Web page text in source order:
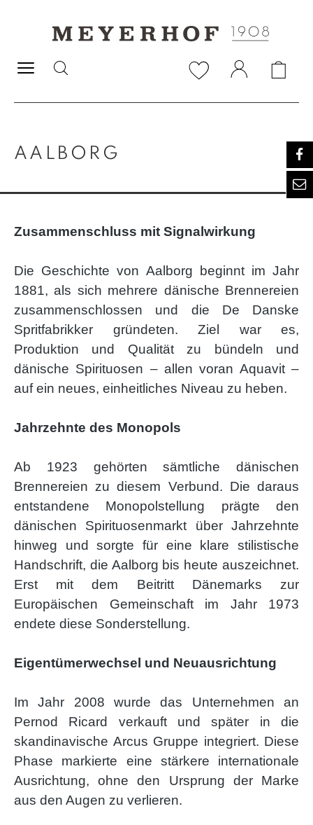
AALBORG
Zusammenschluss mit Signalwirkung
Die Geschichte von Aalborg beginnt im Jahr
1881, als sich mehrere dänische Brennereien
zusammenschlossen und die De Danske
Spritfabrikker gründeten. Ziel war es,
Produktion und Qualität zu bündeln und
dänische Spirituosen – allen voran Aquavit –
auf ein neues, einheitliches Niveau zu heben.
Jahrzehnte des Monopols
Ab 1923 gehörten sämtliche dänischen
Brennereien zu diesem Verbund. Die daraus
entstandene Monopolstellung prägte den
dänischen Spirituosenmarkt über Jahrzehnte
hinweg und sorgte für eine klare stilistische
Handschrift, die Aalborg bis heute auszeichnet.
Erst mit dem Beitritt Dänemarks zur
Europäischen Gemeinschaft im Jahr 1973
endete diese Sonderstellung.
Eigentümerwechsel und Neuausrichtung
Im Jahr 2008 wurde das Unternehmen an
Pernod Ricard verkauft und später in die
skandinavische Arcus Gruppe integriert. Diese
Phase markierte eine stärkere internationale
Ausrichtung, ohne den Ursprung der Marke
aus den Augen zu verlieren.